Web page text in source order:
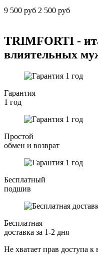
9 500 руб 2 500 руб
TRIMFORTI -
влиятельных
Гарантия
1 год
Простой
обмен и возврат
Бесплатный
подшив
Бесплатная
доставка за 1-2 дня
Не хватает прав доступа к